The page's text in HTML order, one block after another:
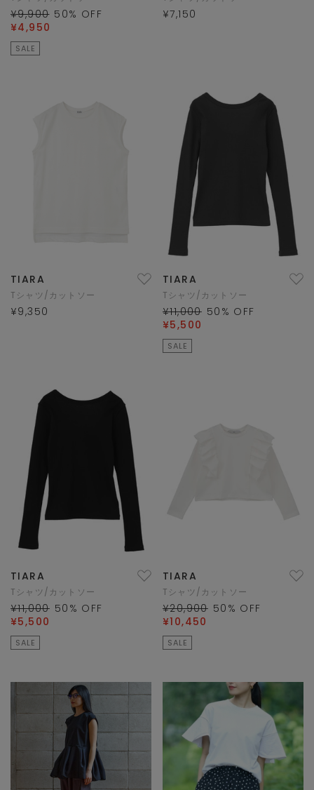
¥9,900 50% OFF
¥4,950
SALE
¥7,150
TIARA
Tシャツ/カットソー
¥9,350
TIARA
Tシャツ/カットソー
¥11,000 50 % OFF
¥5,500
SALE
TIARA
Tシャツ/カットソー
¥11,000 50 % OFF
¥5,500
SALE
TIARA
Tシャツ/カットソー
¥20,900 50 % OFF
¥10,450
SALE